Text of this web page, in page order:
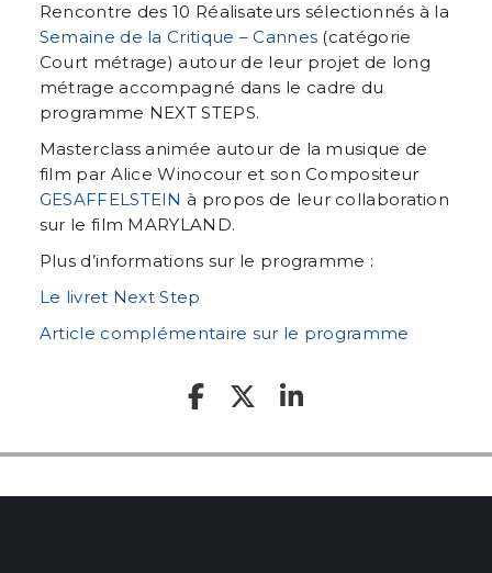
Rencontre des 10 Réalisateurs sélectionnés à la
Semaine de la Critique – Cannes (catégorie
Court métrage) autour de leur projet de long
métrage accompagné dans le cadre du
programme NEXT STEPS.
Masterclass animée autour de la musique de
film par Alice Winocour et son Compositeur
GESAFFELSTEIN à propos de leur collaboration
sur le film MARYLAND.
Plus d’informations sur le programme :
Le livret Next Step
Article complémentaire sur le programme